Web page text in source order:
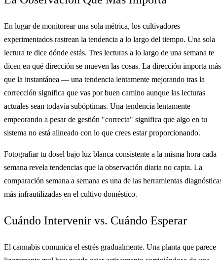
En lugar de monitorear una sola métrica, los cultivadores
experimentados rastrean la tendencia a lo largo del tiempo. Una sola
lectura te dice dónde estás. Tres lecturas a lo largo de una semana te
dicen en qué dirección se mueven las cosas. La dirección importa más
que la instantánea — una tendencia lentamente mejorando tras la
corrección significa que vas por buen camino aunque las lecturas
actuales sean todavía subóptimas. Una tendencia lentamente
empeorando a pesar de gestión "correcta" significa que algo en tu
sistema no está alineado con lo que crees estar proporcionando.
Fotografiar tu dosel bajo luz blanca consistente a la misma hora cada
semana revela tendencias que la observación diaria no capta. La
comparación semana a semana es una de las herramientas
más infrautilizadas en el cultivo doméstico.
Cuándo Intervenir vs. Cuándo Esperar
El cannabis comunica el estrés gradualmente. Una planta que parece